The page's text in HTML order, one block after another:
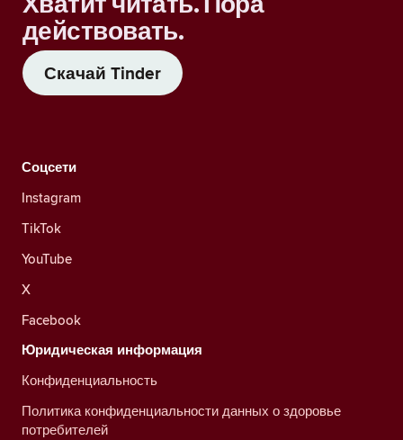
действовать.
Скачай Tinder
Соцсети
Instagram
TikTok
YouTube
X
Facebook
Юридическая информация
Конфиденциальность
Политика конфиденциальности данных о здоровье
потребителей